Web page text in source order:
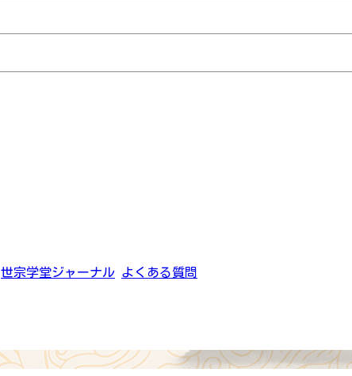
世宗学堂ジャーナル よくある質問